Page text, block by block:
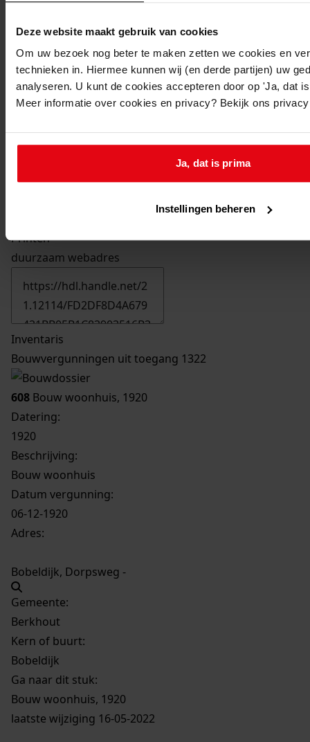
Deze website maakt gebruik van cookies
Om uw bezoek nog beter te maken zetten we cookies en
technieken in. Hiermee kunnen wij (en derde partijen) uw
analyseren. U kunt de cookies accepteren door op 'Ja, dat
Meer informatie over cookies en privacy? Bekijk ons
Ja, dat is prima
Instellingen beheren
Printen
duurzaam webadres
Inventaris
Bouwvergunningen uit toegang 1322
608 Bouw woonhuis, 1920
Datering:
1920
Beschrijving:
Bouw woonhuis
Datum vergunning:
06-12-1920
Adres:
Bobeldijk, Dorpsweg -
Gemeente:
Berkhout
Kern of buurt:
Bobeldijk
Ga naar dit stuk:
Bouw woonhuis, 1920
laatste wijziging 16-05-2022